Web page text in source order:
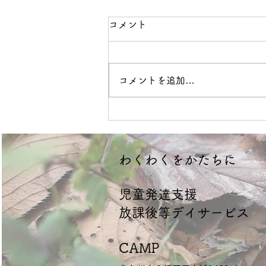
コメント
コメントを追加…
​児童発達支援
放課後等デイサービス
CAMP
​わくわくをかたちに